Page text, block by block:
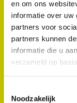
en om ons
informatie over uw
partners voor
partners kunnen
informatie die u
verzameld op
Noodzakelijk
en stop